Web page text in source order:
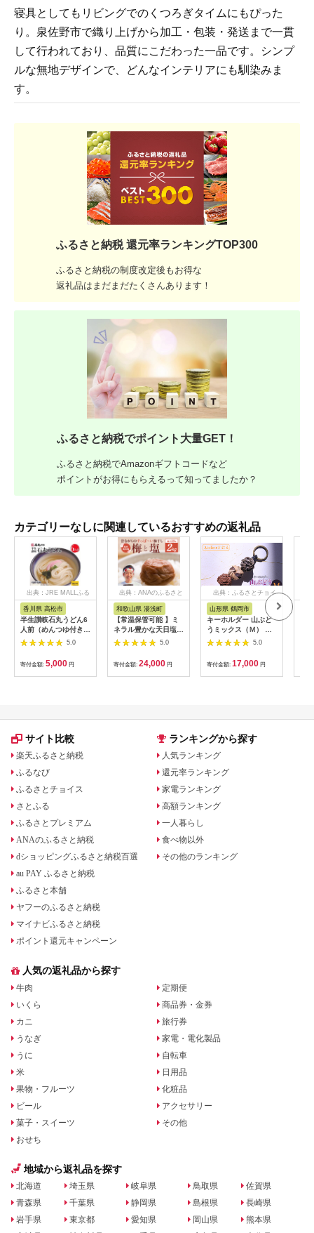
寝具としてもリビングでのくつろぎタイムにもぴった
り。泉佐野市で織り上げから加工・包装・発送まで一貫
して行われており、品質にこだわった一品です。シンプ
ルな無地デザインで、どんなインテリアにも馴染みま
す。
ふるさと納税 還元率ランキングTOP300
ふるさと納税の制度改定後もお得な
返礼品はまだまだたくさんあります！
ふるさと納税でポイント大量GET！
ふるさと納税でAmazonギフトコードなど
ポイントがお得にもらえるって知ってましたか？
カテゴリーなしに関連しているおすすめの返礼品
出典：JRE MALLふる
さと納税
香川県 高松市
半生讃岐石丸うどん6
人前（めんつゆ付き）
麺300g×2袋
5.0
寄付金額: 5,000 円
出典：ANAのふるさと
和歌山県 湯浅町
【常温保管可能 】ミ
ネラル豊かな天日塩だ
けで漬けた無添加梅干
し2kg 梅ボーイズ｜
B201_EP6024
5.0
寄付金額: 24,000 円
出典：ふるさとチョイ
山形県 鶴岡市
キーホルダー 山ぶど
うミックス（Ｍ） 山
形県鶴岡市 アトリエ
かおる | 山葡萄 雑貨
キーホルダー ギフト
贈り物 お取り寄せ 返
礼品
5.0
寄付金額: 17,000 円
サイト比較
楽天ふるさと納税
ふるなび
ふるさとチョイス
さとふる
ふるさとプレミアム
ANAのふるさと納税
dショッピングふるさと納税百選
au PAY ふるさと納税
ふるさと本舗
ヤフーのふるさと納税
マイナビふるさと納税
ポイント還元キャンペーン
ランキングから探す
人気ランキング
還元率ランキング
家電ランキング
高額ランキング
一人暮らし
食べ物以外
その他のランキング
人気の返礼品から探す
牛肉
いくら
カニ
うなぎ
うに
米
果物・フルーツ
ビール
菓子・スイーツ
おせち
定期便
商品券・金券
旅行券
家電・電化製品
自転車
日用品
化粧品
アクセサリー
その他
地域から返礼品を探す
北海道
青森県
岩手県
埼玉県
千葉県
東京都
岐阜県
静岡県
愛知県
鳥取県
島根県
岡山県
佐賀県
長崎県
熊本県